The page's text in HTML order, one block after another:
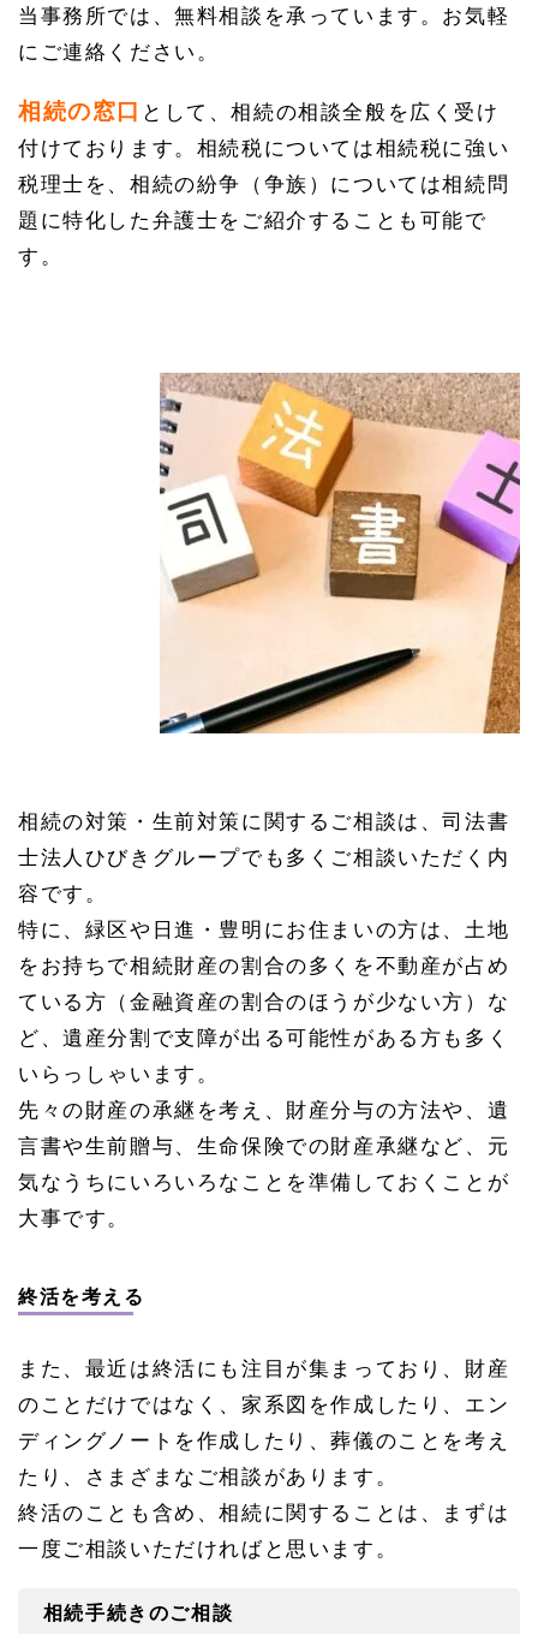
当事務所では、無料相談を承っています。お気軽
にご連絡ください。
相続の窓口 として、相続の相談全般を広く受け
付けております。相続税については相続税に強い
税理士を、相続の紛争（争族）については相続問
題に特化した弁護士をご紹介することも可能で
す。
相続の対策・生前対策に関するご相談は、司法書
士法人ひびきグループでも多くご相談いただく内
容です。
特に、緑区や日進・豊明にお住まいの方は、土地
をお持ちで相続財産の割合の多くを不動産が占め
ている方（金融資産の割合のほうが少ない方）な
ど、遺産分割で支障が出る可能性がある方も多く
いらっしゃいます。
先々の財産の承継を考え、財産分与の方法や、遺
言書や生前贈与、生命保険での財産承継など、元
気なうちにいろいろなことを準備しておくことが
大事です。
終活を考える
また、最近は終活にも注目が集まっており、財産
のことだけではなく、家系図を作成したり、エン
ディングノートを作成したり、葬儀のことを考え
たり、さまざまなご相談があります。
終活のことも含め、相続に関することは、まずは
一度ご相談いただければと思います。
相続手続きのご相談